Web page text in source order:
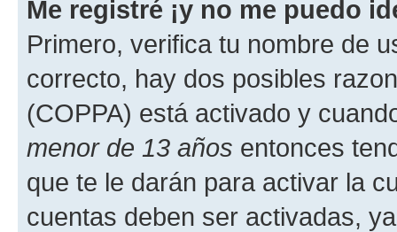
Me registré ¡y no me puedo
Primero, verifica tu nombre de
correcto, hay dos posibles
(COPPA) está activado y
menor de 13 años entonces
que te le darán para activar la
cuentas deben ser activadas,